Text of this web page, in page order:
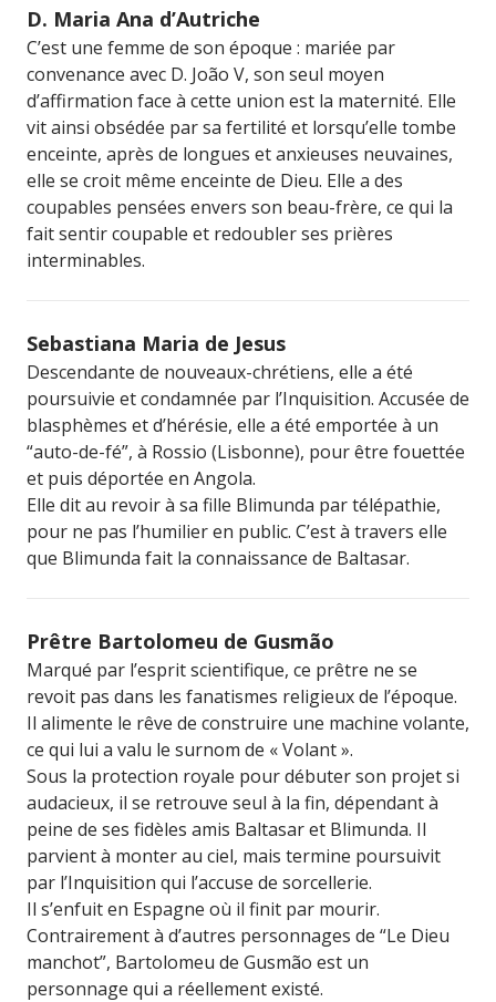
D. Maria Ana d’Autriche
C’est une femme de son époque : mariée par
convenance avec D. João V, son seul moyen
d’affirmation face à cette union est la maternité. Elle
vit ainsi obsédée par sa fertilité et lorsqu’elle tombe
enceinte, après de longues et anxieuses neuvaines,
elle se croit même enceinte de Dieu. Elle a des
coupables pensées envers son beau-frère, ce qui la
fait sentir coupable et redoubler ses prières
interminables.
Sebastiana Maria de Jesus
Descendante de nouveaux-chrétiens, elle a été
poursuivie et condamnée par l’Inquisition. Accusée de
blasphèmes et d’hérésie, elle a été emportée à un
“auto-de-fé”, à Rossio (Lisbonne), pour être fouettée
et puis déportée en Angola.
Elle dit au revoir à sa fille Blimunda par télépathie,
pour ne pas l’humilier en public. C’est à travers elle
que Blimunda fait la connaissance de Baltasar.
Prêtre Bartolomeu de Gusmão
Marqué par l’esprit scientifique, ce prêtre ne se
revoit pas dans les fanatismes religieux de l’époque.
Il alimente le rêve de construire une machine volante,
ce qui lui a valu le surnom de « Volant ».
Sous la protection royale pour débuter son projet si
audacieux, il se retrouve seul à la fin, dépendant à
peine de ses fidèles amis Baltasar et Blimunda. Il
parvient à monter au ciel, mais termine poursuivit
par l’Inquisition qui l’accuse de sorcellerie.
Il s’enfuit en Espagne où il finit par mourir.
Contrairement à d’autres personnages de “Le Dieu
manchot”, Bartolomeu de Gusmão est un
personnage qui a réellement existé.